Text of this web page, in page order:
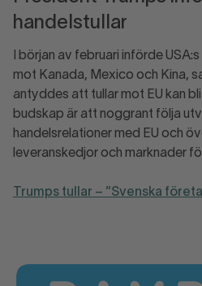
handelstullar
I början av februari införde
mot Kanada, Mexico och Kina,
antyddes att tullar mot EU kan
budskap är att noggrant följa
handelsrelationer med EU och
leveranskedjor och marknader
Trumps tullar – ”Svenska